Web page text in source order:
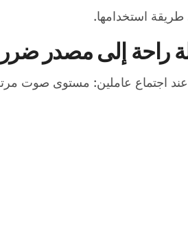
استخدامها.
راحة إلى مصدر
عند اجتماع عاملين: مستوى صوت